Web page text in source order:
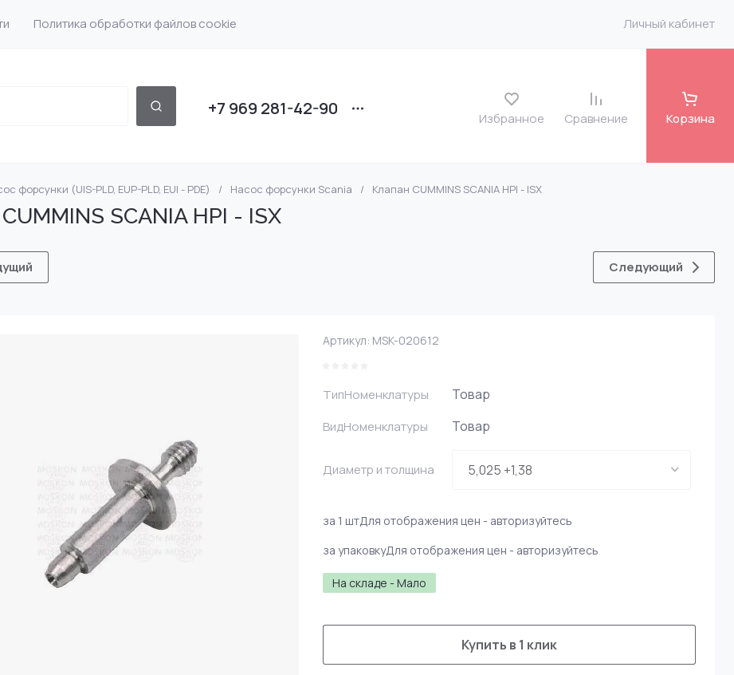
Политика обработки файлов cookie Личный кабинет
+7 969 281-42-90 Избранное Сравнение Корзина
Bosch
Delphi Volvo 7135-588
Насос форсунки Detroit
DENSO
форсунки (UIS-PLD, EUP-PLD, EUI - PDE) / Насос форсунки Scania / Клапан CUMMINS SCANIA HPI - ISX
SCANIA HPI - ISX
Следующий
Артикул: MSK-020612
ТипНоменклатуры Товар
ВидНоменклатуры Товар
Диаметр и толщина
На складе - Мало
за 1 штДля отображения цен - авторизуйтесь
за упаковкуДля отображения цен - авторизуйтесь
Купить в 1 клик